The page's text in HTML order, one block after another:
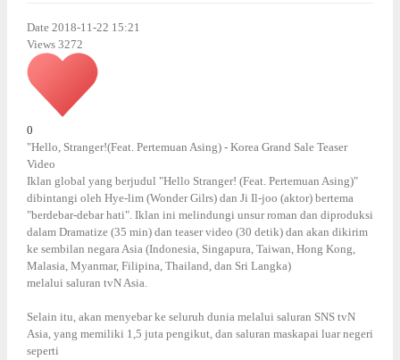
Date2018-11-22 15:21
Views3272
0
"Hello, Stranger!(Feat. Pertemuan Asing) - Korea Grand Sale Teaser
Video
Iklan global yang berjudul "Hello Stranger! (Feat. Pertemuan Asing)"
dibintangi oleh Hye-lim (Wonder Gilrs) dan Ji Il-joo (aktor) bertema
"berdebar-debar hati". Iklan ini melindungi unsur roman dan diproduksi
dalam Dramatize (35 min) dan teaser video (30 detik) dan akan dikirim
ke sembilan negara Asia (Indonesia, Singapura, Taiwan, Hong Kong,
Malasia, Myanmar, Filipina, Thailand, dan Sri Langka)
melalui saluran tvN Asia.
Selain itu, akan menyebar ke seluruh dunia melalui saluran SNS tvN
Asia, yang memiliki 1,5 juta pengikut, dan saluran maskapai luar negeri
seperti